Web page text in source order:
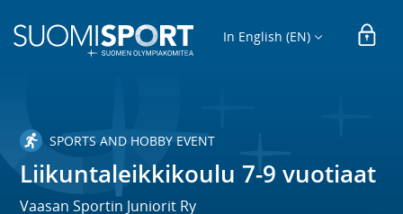
In English (EN)
SPORTS AND HOBBY EVENT
Liikuntaleikkikoulu 7-9 vuotiaat
Vaasan Sportin Juniorit Ry